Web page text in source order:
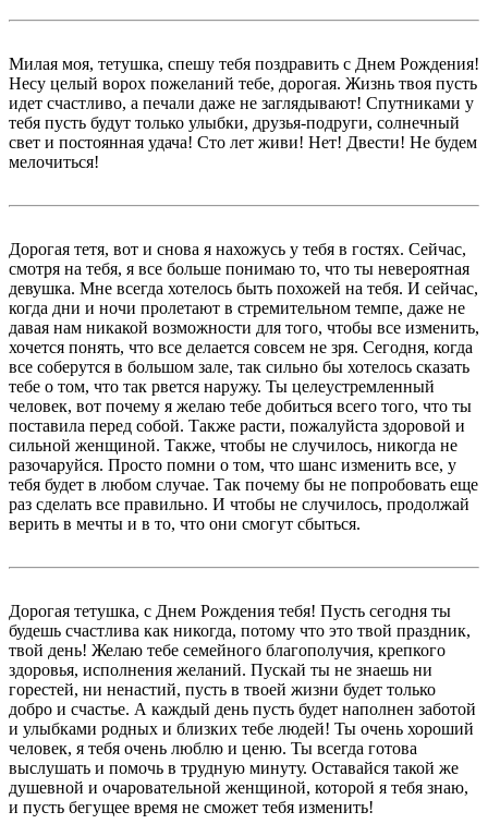
Милая моя, тетушка, спешу тебя поздравить с Днем Рождения!
Несу целый ворох пожеланий тебе, дорогая. Жизнь твоя пусть
идет счастливо, а печали даже не заглядывают! Спутниками у
тебя пусть будут только улыбки, друзья-подруги, солнечный
свет и постоянная удача! Сто лет живи! Нет! Двести! Не будем
мелочиться!
Дорогая тетя, вот и снова я нахожусь у тебя в гостях. Сейчас,
смотря на тебя, я все больше понимаю то, что ты невероятная
девушка. Мне всегда хотелось быть похожей на тебя. И сейчас,
когда дни и ночи пролетают в стремительном темпе, даже не
давая нам никакой возможности для того, чтобы все изменить,
хочется понять, что все делается совсем не зря. Сегодня, когда
все соберутся в большом зале, так сильно бы хотелось сказать
тебе о том, что так рвется наружу. Ты целеустремленный
человек, вот почему я желаю тебе добиться всего того, что ты
поставила перед собой. Также расти, пожалуйста здоровой и
сильной женщиной. Также, чтобы не случилось, никогда не
разочаруйся. Просто помни о том, что шанс изменить все, у
тебя будет в любом случае. Так почему бы не попробовать еще
раз сделать все правильно. И чтобы не случилось, продолжай
верить в мечты и в то, что они смогут сбыться.
Дорогая тетушка, с Днем Рождения тебя! Пусть сегодня ты
будешь счастлива как никогда, потому что это твой праздник,
твой день! Желаю тебе семейного благополучия, крепкого
здоровья, исполнения желаний. Пускай ты не знаешь ни
горестей, ни ненастий, пусть в твоей жизни будет только
добро и счастье. А каждый день пусть будет наполнен заботой
и улыбками родных и близких тебе людей! Ты очень хороший
человек, я тебя очень люблю и ценю. Ты всегда готова
выслушать и помочь в трудную минуту. Оставайся такой же
душевной и очаровательной женщиной, которой я тебя знаю,
и пусть бегущее время не сможет тебя изменить!